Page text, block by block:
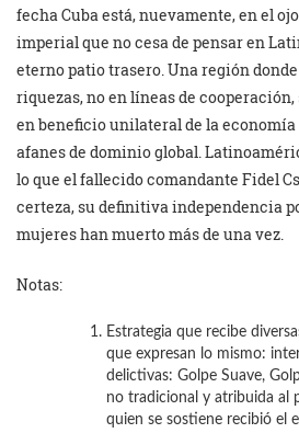
fecha Cuba está, nuevamente, en el
imperial que no cesa de pensar en
eterno patio trasero. Una región
riquezas, no en líneas de
en beneficio unilateral de la
afanes de dominio global.
lo que el fallecido comandante Fidel
certeza, su definitiva independencia
mujeres han muerto más de una vez.
Notas:
Estrategia que recibe
que expresan lo mismo:
delictivas: Golpe Suave,
no tradicional y atribuida al
quien se sostiene recibió el